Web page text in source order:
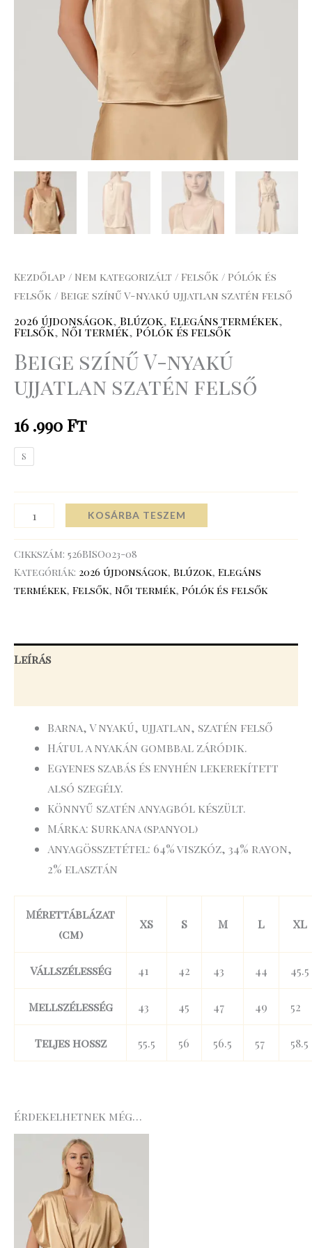
Kezdőlap / Nem kategorizált / Felsők / Pólók és
felsők / Beige színű V-nyakú ujjatlan szatén felső
2026 újdonságok, Blúzok, Elegáns termékek,
Felsők, Női termék, Pólók és felsők
Beige színű V-nyakú
ujjatlan szatén felső
16 .990 Ft
S
KOSÁRBA TESZEM
Cikkszám: 526BISO023-08
Kategóriák: 2026 újdonságok, Blúzok, Elegáns
termékek, Felsők, Női termék, Pólók és felsők
Leírás
Barna, V nyakú, ujjatlan, szatén felső
Hátul a nyakán gombbal záródik.
Egyenes szabás és enyhén lekerekített
alsó szegély.
Könnyű szatén anyagból készült.
Márka: Surkana (spanyol)
Anyagösszetétel: 64% viszkóz, 34% rayon,
2% elasztán
Mérettáblázat
(cm)
XS S M L XL
Vállszélesség 41 42 43 44 45.5
Mellszélesség 43 45 47 49 52
Teljes hossz 55.5 56 56.5 57 58.5
Érdekelhetnek még…